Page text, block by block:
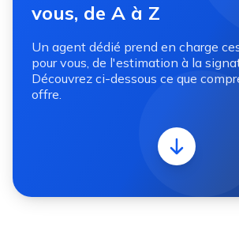
vous, de A à Z
Un agent dédié prend en charge
pour vous, de l'estimation à la
Découvrez ci-dessous ce que
offre.